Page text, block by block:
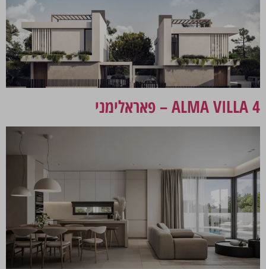
ALMA VILLA 4 – פאראלימני